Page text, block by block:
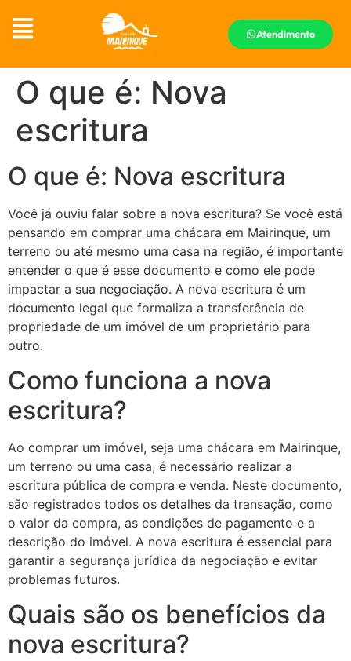
Atendimento
O que é: Nova
escritura
O que é: Nova escritura
Você já ouviu falar sobre a nova escritura? Se você está
pensando em comprar uma chácara em Mairinque, um
terreno ou até mesmo uma casa na região, é importante
entender o que é esse documento e como ele pode
impactar a sua negociação. A nova escritura é um
documento legal que formaliza a transferência de
propriedade de um imóvel de um proprietário para
outro.
Como funciona a nova
escritura?
Ao comprar um imóvel, seja uma chácara em Mairinque,
um terreno ou uma casa, é necessário realizar a
escritura pública de compra e venda. Neste documento,
são registrados todos os detalhes da transação, como
o valor da compra, as condições de pagamento e a
descrição do imóvel. A nova escritura é essencial para
garantir a segurança jurídica da negociação e evitar
problemas futuros.
Quais são os benefícios da
nova escritura?